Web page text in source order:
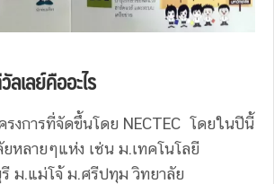
เลย์คืออะไร
รงการที่จัดขึ้นโดย NECTEC โดยในปีนี้
หลายๆแห่ง เช่น ม.เทคโนโลยี
ม.แม่โจ้ ม.ศรีปทุม วิทยาลัย